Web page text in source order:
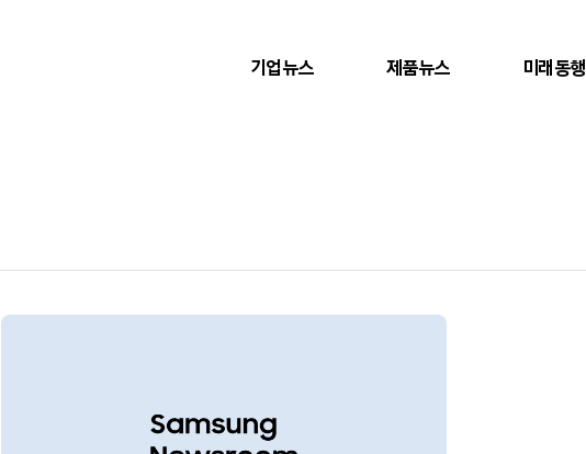
기업뉴스 제품뉴스 미래동행